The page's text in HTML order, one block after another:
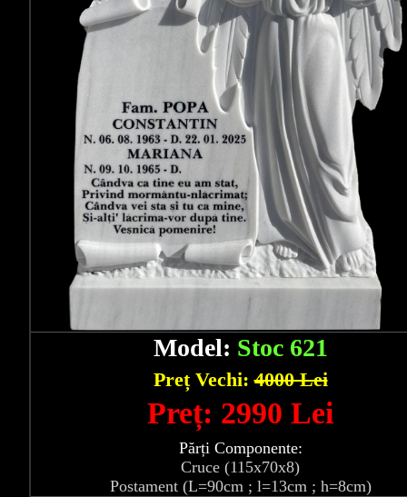
Model: Stoc 621
Preț Vechi:4000 Lei
Preț: 2990 Lei
Părți Componente:
Cruce (115x70x8)
Postament (L=90cm ; l=13cm ; h=8cm)